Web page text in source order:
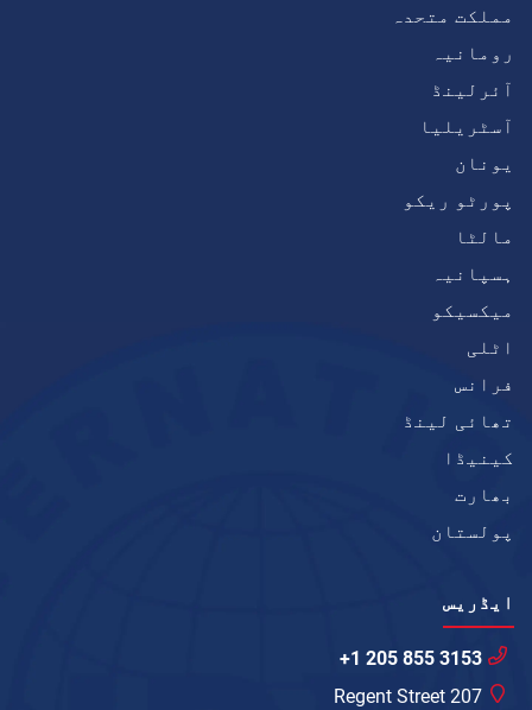
مملکت متحدہ
رومانیہ
آئرلینڈ
آسٹریلیا
یونان
پورٹو ریکو
مالٹا
ہسپانیہ
میکسیکو
اٹلی
فرانس
تھائی لینڈ
کینیڈا
بھارت
پولستان
ایڈریس
+1 205 855 3153
207 Regent Street